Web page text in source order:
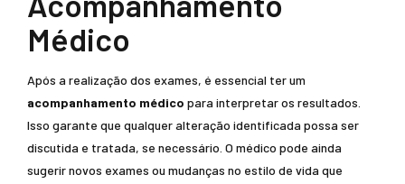
Médico
Após a realização dos exames, é essencial ter um
acompanhamento médico para interpretar os resultados.
Isso garante que qualquer alteração identificada possa ser
discutida e tratada, se necessário. O médico pode ainda
sugerir novos exames ou mudanças no estilo de vida que